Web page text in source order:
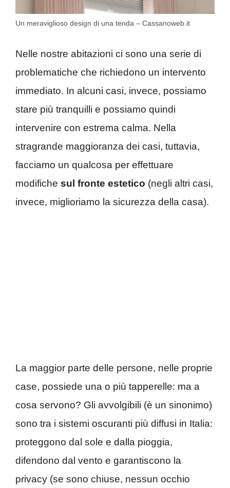
Un meraviglioso design di una tenda – Cassanoweb.it
Nelle nostre abitazioni ci sono una serie di
problematiche che richiedono un intervento
immediato. In alcuni casi, invece, possiamo
stare più tranquilli e possiamo quindi
intervenire con estrema calma. Nella
stragrande maggioranza dei casi, tuttavia,
facciamo un qualcosa per effettuare
modifiche sul fronte estetico (negli altri casi,
invece, miglioriamo la sicurezza della casa).
La maggior parte delle persone, nelle proprie
case, possiede una o più tapperelle: ma a
cosa servono? Gli avvolgibili (è un sinonimo)
sono tra i sistemi oscuranti più diffusi in Italia:
proteggono dal sole e dalla pioggia,
difendono dal vento e garantiscono la
privacy (se sono chiuse, nessun occhio